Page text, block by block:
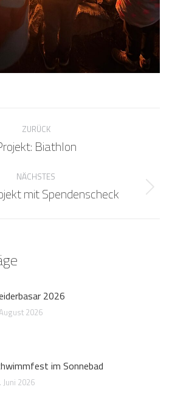
ZURÜCK
Vorheriger
Biathlon
NÄCHSTES
Nächster
mit Spendenscheck
2026
2026
im Sonnebad
Juni 2026